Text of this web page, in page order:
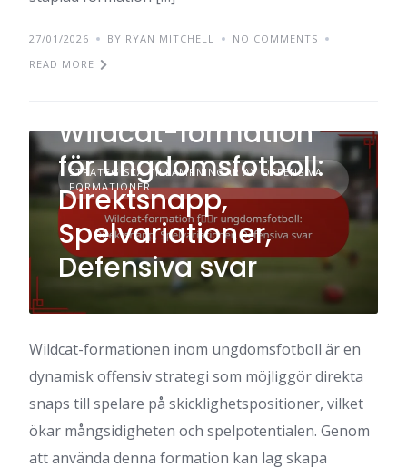
27/01/2026 BY RYAN MITCHELL
NO COMMENTS
READ MORE
STRATEGISKA TILLÄMPNINGAR AV OFFENSIVA
FORMATIONER
Wildcat-formation
för ungdomsfotboll:
Direktsnapp,
Spelvariationer,
Defensiva svar
Wildcat-formationen inom ungdomsfotboll är en
dynamisk offensiv strategi som möjliggör direkta
snaps till spelare på skicklighetspositioner, vilket
ökar mångsidigheten och spelpotentialen. Genom
att använda denna formation kan lag skapa